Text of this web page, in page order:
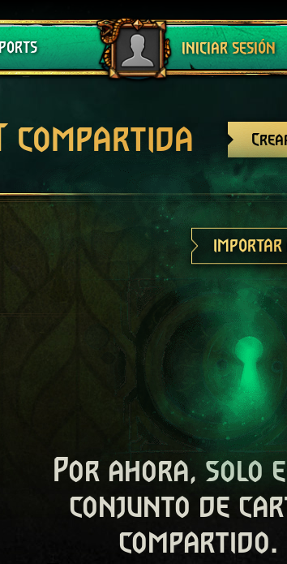
INICIAR SESIÓN
Cerrar sesión
compartida
Por ahora, solo
conjunto de
compartido.